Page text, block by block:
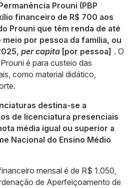
Prouni (PBP
financeiro de R$ 700 aos
Prouni que têm renda de até
meio por pessoa da família, ou
per capita [por pessoa] . O
é para custeio das
como material didático,
destina-se a
de licenciatura presenciais
média igual ou superior a
Nacional do Ensino Médio
mensal é de R$ 1.050,
de Aperfeiçoamento de